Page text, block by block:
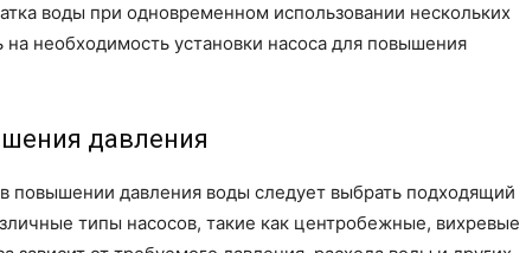
воды при одновременном использовании нескольких
необходимость установки насоса для повышения
давления
повышении давления воды следует выбрать подходящий
типы насосов, такие как центробежные, вихревые